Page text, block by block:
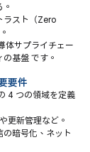
ラスト（Zero
体サプライチェー
基盤 です。
要件
4 つの領域を定義
更新管理など。
の暗号化、ネット